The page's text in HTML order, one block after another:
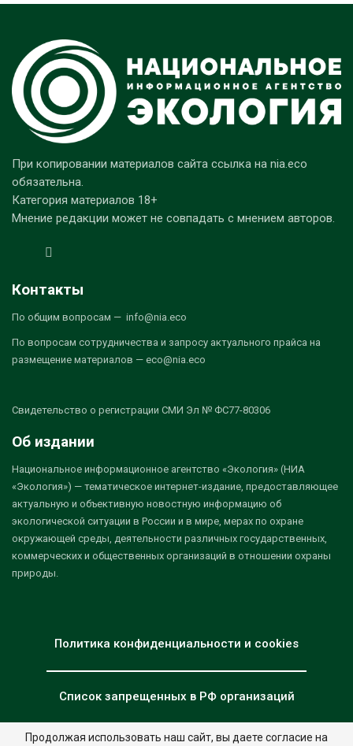
При копировании материалов сайта ссылка на nia.eco
обязательна.
Категория материалов 18+
Мнение редакции может не совпадать с мнением авторов.
Контакты
По общим вопросам — info@nia.eco
По вопросам сотрудничества и запросу актуального прайса на
размещение материалов — eco@nia.eco
Свидетельство о регистрации СМИ Эл № ФС77-80306
Об издании
Национальное информационное агентство «Экология» (НИА
«Экология») — тематическое интернет-издание, предоставляющее
актуальную и объективную новостную информацию об
экологической ситуации в России и в мире, мерах по охране
окружающей среды, деятельности различных государственных,
коммерческих и общественных организаций в отношении охраны
природы.
Политика конфиденциальности и cookies
Список запрещенных в РФ организаций
Продолжая использовать наш сайт, вы даете согласие на